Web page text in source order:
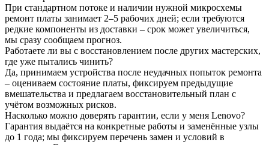
При стандартном потоке и наличии нужной микросхемы
ремонт платы занимает 2–5 рабочих дней; если требуются
редкие компоненты из доставки – срок может увеличиться,
мы сразу сообщаем прогноз.
Работаете ли вы с восстановлением после других мастерских,
где уже пытались чинить?
Да, принимаем устройства после неудачных попыток ремонта
– оцениваем состояние платы, фиксируем предыдущие
вмешательства и предлагаем восстановительный план с
учётом возможных рисков.
Насколько можно доверять гарантии, если у меня Lenovo?
Гарантия выдаётся на конкретные работы и заменённые узлы
до 1 года; мы фиксируем перечень замен и условий в